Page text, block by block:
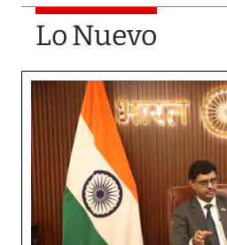
Lo Nuevo